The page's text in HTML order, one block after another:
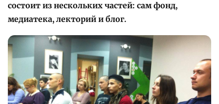
состоит из нескольких частей: сам фонд,
медиатека, лекторий и блог.